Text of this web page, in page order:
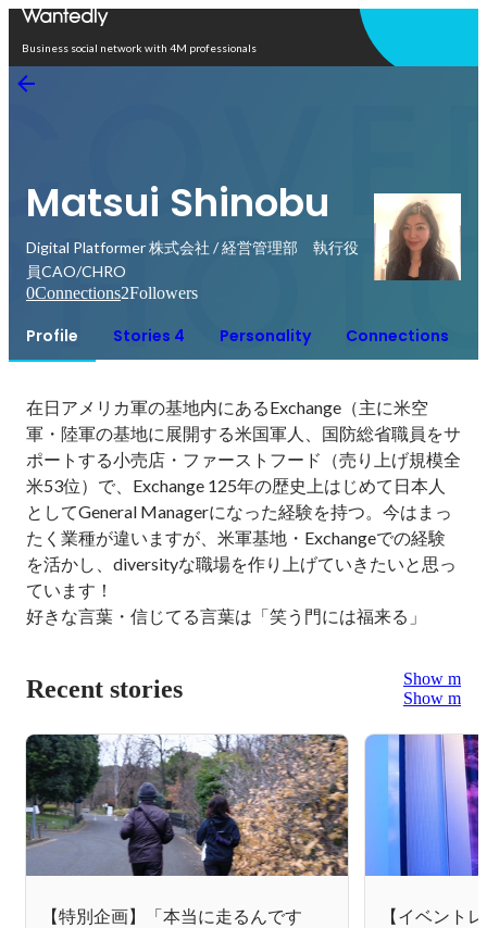
Business social network with 4M professionals
Matsui Shinobu
Digital Platformer 株式会社 / 経営管理部 執行役
員CAO/CHRO
0Connections2Followers
Profile Stories 4 Personality Connections
在日アメリカ軍の基地内にあるExchange（主に米空
軍・陸軍の基地に展開する米国軍人、国防総省職員をサ
ポートする小売店・ファーストフード（売り上げ規模全
米53位）で、Exchange 125年の歴史上はじめて日本人
としてGeneral Managerになった経験を持つ。今はまっ
たく業種が違いますが、米軍基地・Exchangeでの経験
を活かし、diversityな職場を作り上げていきたいと思っ
ています！
好きな言葉・信じてる言葉は「笑う門には福来る」
Recent stories
Show more
Show more
【特別企画】「本当に走るんです
【イベント